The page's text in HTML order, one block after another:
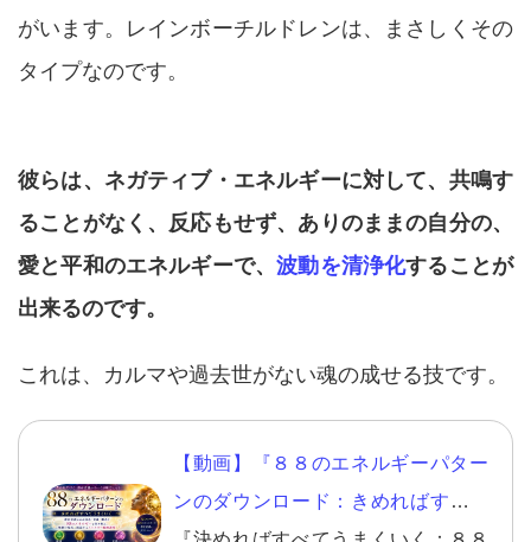
がいます。レインボーチルドレンは、まさしくその
タイプなのです。
彼らは、ネガティブ・エネルギーに対して、共鳴す
ることがなく、反応もせず、ありのままの自分の、
愛と平和のエネルギーで、波動を清浄化することが
出来るのです。
これは、カルマや過去世がない魂の成せる技です。
【動画】『８８のエネルギーパター
ンのダウンロード：きめればすべて